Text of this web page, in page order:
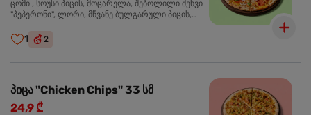
ცომი , სოუსი პიცის, მოცარელა, შებოლილი ძეხვი
"პეპერონი", ლორი, მწვანე ბულგარული პიცის,
1 2
პიცა "Chicken Chips" 33 სმ
24,9 ₾